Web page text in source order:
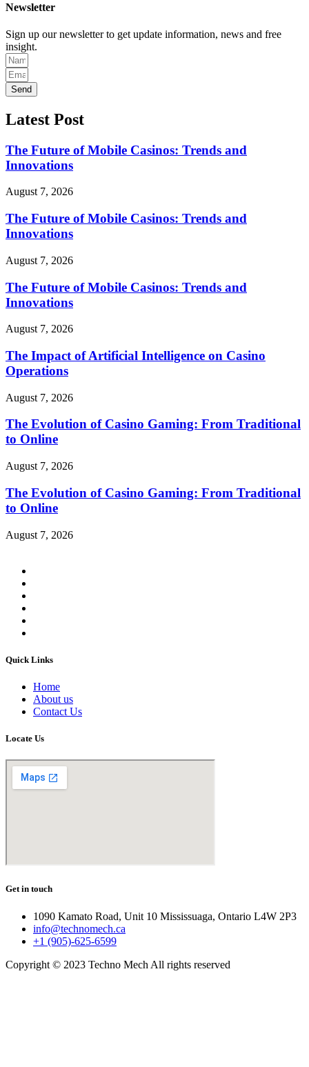
Newsletter
Sign up our newsletter to get update information, news and free
insight.
Send
Latest Post
The Future of Mobile Casinos: Trends and
Innovations
August 7, 2026
The Future of Mobile Casinos: Trends and
Innovations
August 7, 2026
The Future of Mobile Casinos: Trends and
Innovations
August 7, 2026
The Impact of Artificial Intelligence on Casino
Operations
August 7, 2026
The Evolution of Casino Gaming: From Traditional
to Online
August 7, 2026
The Evolution of Casino Gaming: From Traditional
to Online
August 7, 2026
Quick Links
Home
About us
Contact Us
Locate Us
Get in touch
1090 Kamato Road, Unit 10 Mississuaga, Ontario L4W 2P3
info@technomech.ca
+1 (905)-625-6599
Copyright © 2023 Techno Mech All rights reserved